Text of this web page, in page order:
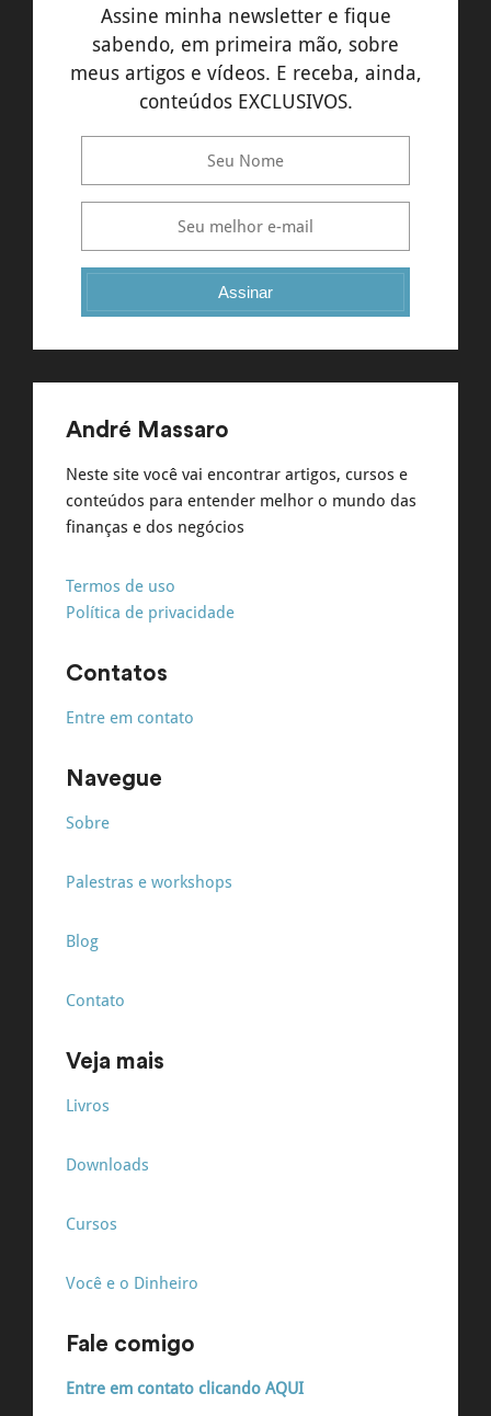
Assine minha newsletter e fique
sabendo, em primeira mão, sobre
meus artigos e vídeos. E receba, ainda,
conteúdos EXCLUSIVOS.
Assinar
André Massaro
Neste site você vai encontrar artigos, cursos e
conteúdos para entender melhor o mundo das
finanças e dos negócios
Termos de uso
Política de privacidade
Contatos
Entre em contato
Navegue
Sobre
Palestras e workshops
Blog
Contato
Veja mais
Livros
Downloads
Cursos
Você e o Dinheiro
Fale comigo
Entre em contato clicando AQUI